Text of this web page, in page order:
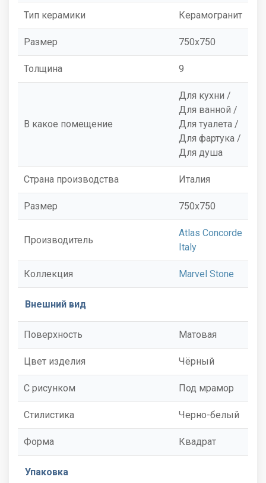
Тип керамики Керамогранит
Размер 750x750
Толщина 9
В какое помещение
Для кухни /
Для ванной /
Для туалета /
Для фартука /
Для душа
Страна производства Италия
Размер 750x750
Производитель
Atlas Concorde
Italy
Коллекция Marvel Stone
Внешний вид
Поверхность Матовая
Цвет изделия Чёрный
С рисунком Под мрамор
Стилистика Черно-белый
Форма Квадрат
Упаковка